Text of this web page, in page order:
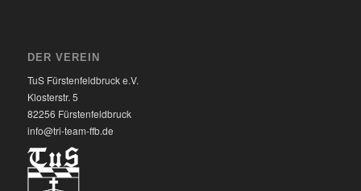
DER VEREIN
TuS Fürstenfeldbruck e.V.
Klosterstr. 5
82256 Fürstenfeldbruck
info@tri-team-ffb.de